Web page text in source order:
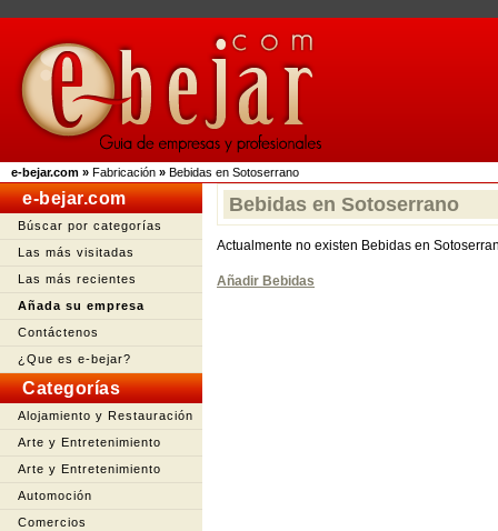
e-bejar.com » Fabricación » Bebidas en Sotoserrano
e-bejar.com
Búscar por categorías
Las más visitadas
Las más recientes
Añada su empresa
Contáctenos
¿Que es e-bejar?
Categorías
Alojamiento y Restauración
Arte y Entretenimiento
Arte y Entretenimiento
Automoción
Comercios
Bebidas en Sotoserrano
Actualmente no existen Bebidas en
Añadir Bebidas